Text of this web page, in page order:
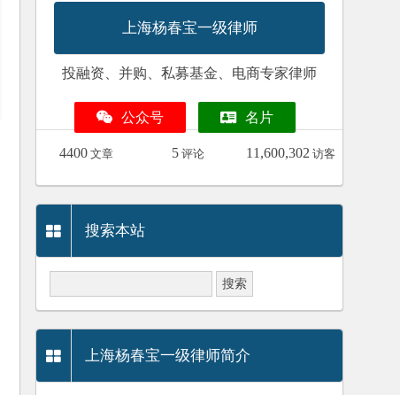
上海杨春宝一级律师
投融资、并购、私募基金、电商专家律师
公众号 名片
4400 文章 5 评论 11,600,302 访客
搜索本站
上海杨春宝一级律师简介